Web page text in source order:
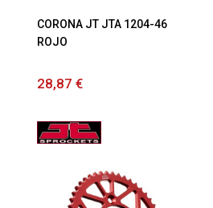
CORONA JT JTA 1204-46
ROJO
28,87 €